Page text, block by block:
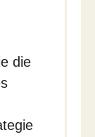
die